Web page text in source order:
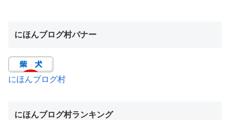
にほんブログ村バナー
にほんブログ村
にほんブログ村ランキング